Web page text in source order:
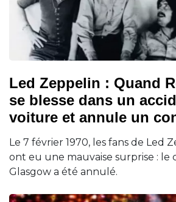
Led Zeppelin : Quand
se blesse dans un
voiture et annule un
Le 7 février 1970, les fans de Led
ont eu une mauvaise surprise : le
Glasgow a été annulé.